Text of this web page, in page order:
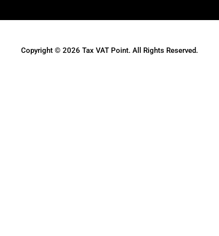
Copyright © 2026 Tax VAT Point. All Rights Reserved.